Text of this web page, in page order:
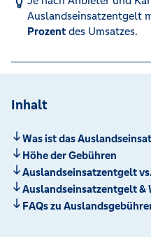
Auslandseinsatzentgelt
Prozentdes Umsatzes.
Inhalt
Was ist das
Höhe der Gebühren
Auslandseinsatzentgelt
Auslandseinsatzentgelt &
FAQs zu